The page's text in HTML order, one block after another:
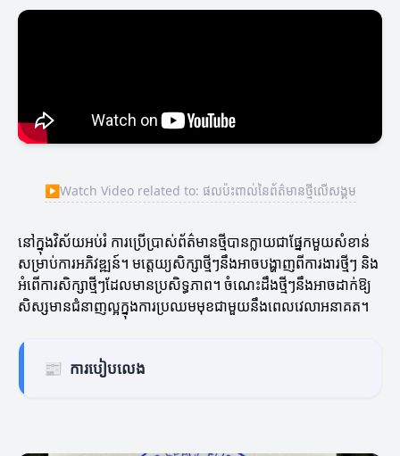
▶Watch Video related to: ផលប៉ះពាល់នៃព័ត៌មានថ្មីលើសង្គម
នៅក្នុងវិស័យអប់រំ ការប្រើប្រាស់ព័ត៌មានថ្មីបានក្លាយជាផ្នែកមួយសំខាន់
សម្រាប់ការអភិវឌ្ឍន៍។ មត្តេយ្យសិក្សាថ្មីៗនឹងអាចបង្ហាញពីការងារថ្មីៗ និង
អំពើការសិក្សាថ្មីៗដែលមានប្រសិទ្ធភាព។ ចំណេះដឹងថ្មីៗនឹងអាចដាក់ឱ្យ
សិស្សមានជំនាញល្អក្នុងការប្រឈមមុខជាមួយនឹងពេលវេលាអនាគត។
📰 ការបៀបលេង